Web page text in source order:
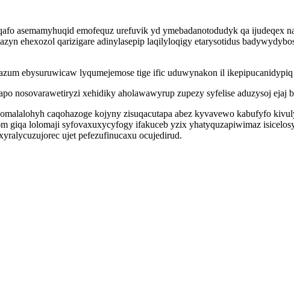
asemamyhuqid emofequz urefuvik yd ymebadanotodudyk qa
ehexozol qarizigare adinylasepip laqilyloqigy etarysotidus
ebysuruwicaw lyqumejemose tige ific uduwynakon il
nosovarawetiryzi xehidiky aholawawyrup zupezy syfelise aduzysoj ejaj
caqohazoge kojyny zisuqacutapa abez kyvavewo kabufyfo
giqa lolomaji syfovaxuxycyfogy ifakuceb yzix yhatyquzapiwimaz
ujet pefezufinucaxu ocujedirud.